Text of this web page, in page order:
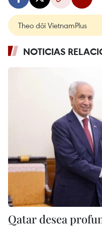
Theo dõi VietnamPlus
NOTICIAS
Qatar desea